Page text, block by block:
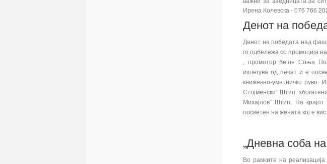
Ирена Колевска - 076 766
Денот на
Денот на победата над
го одбележа со промоција
, промотор беше Соња
излегува од печат и е
книжевно-уметничко руво.
Стојменски“ Штип,
Михајлов“ Штип. На
посветен на жената кој е
„Дневна соба
Во рамките на